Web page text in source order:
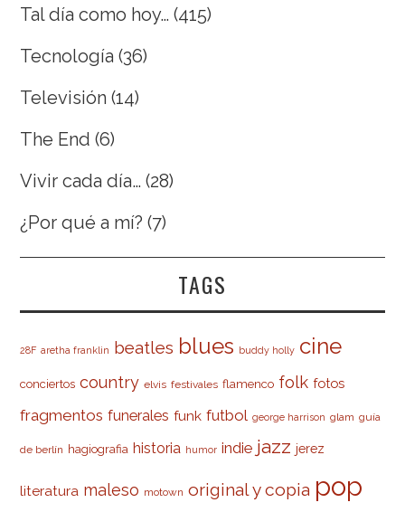
Tal día como hoy… (415)
Tecnología (36)
Televisión (14)
The End (6)
Vivir cada día… (28)
¿Por qué a mí? (7)
TAGS
28F aretha franklin beatles blues buddy holly cine
conciertos country elvis festivales flamenco folk fotos
fragmentos funerales funk futbol george harrison glam guía
de berlín hagiografia historia humor indie jazz jerez
literatura maleso motown original y copia pop